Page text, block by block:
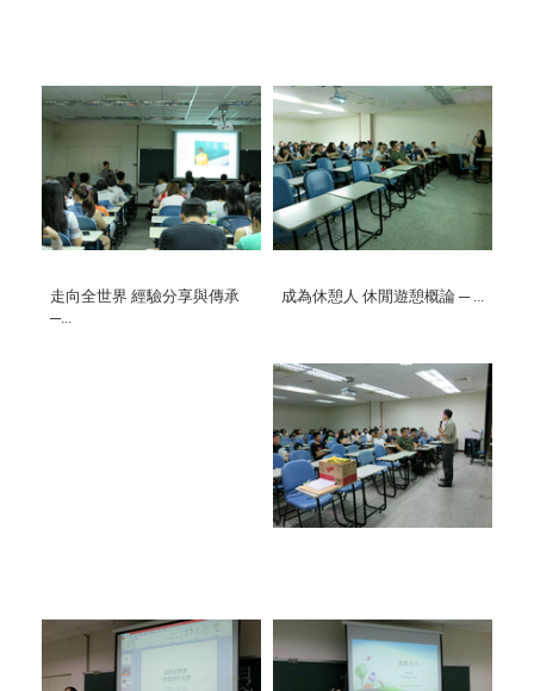
走向全世界 經驗分享與傳承
─...
成為休憩人 休閒遊憩概論 ─ ...